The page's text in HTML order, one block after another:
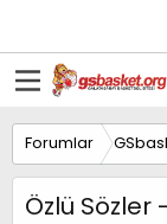
Forumlar
Özlü Sözler